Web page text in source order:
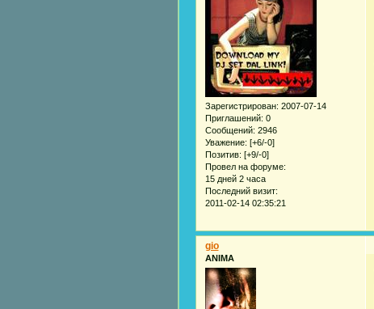
Зарегистрирован: 2007-07-14
Приглашений: 0
Сообщений: 2946
Уважение: [+6/-0]
Позитив: [+9/-0]
Провел на форуме:
15 дней 2 часа
Последний визит:
2011-02-14 02:35:21
gio
ANIMA